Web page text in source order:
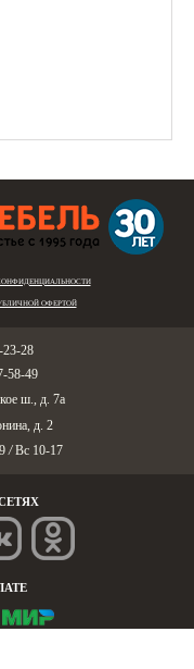
ОФЕРТОЙ
28
58-49
ш., д. 7а
д. 2
/ Вс 10-17